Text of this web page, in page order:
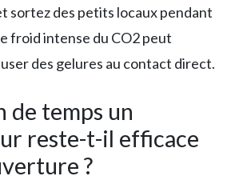
sortez des petits locaux pendant
froid intense du CO2 peut
des gelures au contact direct.
de temps un
reste-t-il efficace
?